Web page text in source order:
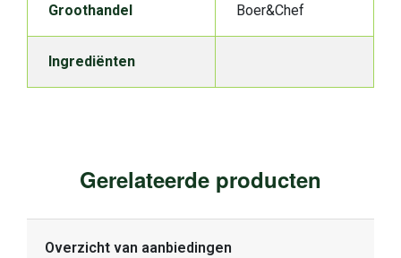
Groothandel Boer&Chef
Ingrediënten
Gerelateerde producten
Overzicht van aanbiedingen